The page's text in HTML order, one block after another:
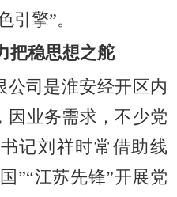
引擎”。
把稳思想之舵
公司是淮安经开区内
因业务需求，不少党
记刘祥时常借助线
”“江苏先锋”开展党